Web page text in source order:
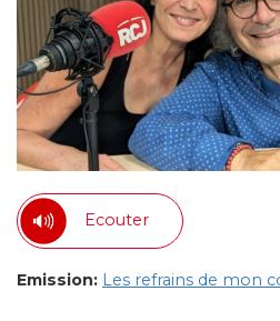
Ecouter
Emission: Les refrains de mon